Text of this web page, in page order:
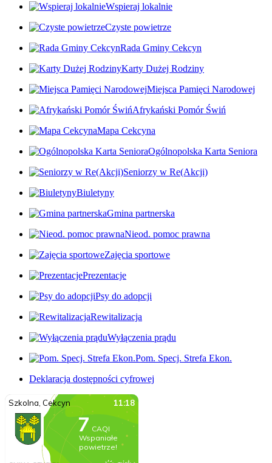
Wspieraj lokalnie
Czyste powietrze
Rada Gminy Cekcyn
Karty Dużej Rodziny
Miejsca Pamięci Narodowej
Afrykański Pomór Świń
Mapa Cekcyna
Ogólnopolska Karta Seniora
Seniorzy w Re(Akcji)
Biuletyny
Gmina partnerska
Nieod. pomoc prawna
Zajęcia sportowe
Prezentacje
Psy do adopcji
Rewitalizacja
Wyłączenia prądu
Pom. Specj. Strefa Ekon.
Deklaracja dostępności cyfrowej